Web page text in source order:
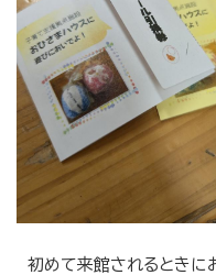
初めて来館されるときに